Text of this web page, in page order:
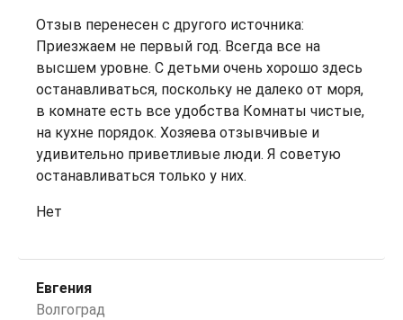
Отзыв перенесен с другого источника:
Приезжаем не первый год. Всегда все на
высшем уровне. С детьми очень хорошо здесь
останавливаться, поскольку не далеко от моря,
в комнате есть все удобства Комнаты чистые,
на кухне порядок. Хозяева отзывчивые и
удивительно приветливые люди. Я советую
останавливаться только у них.
Нет
Евгения
Волгоград